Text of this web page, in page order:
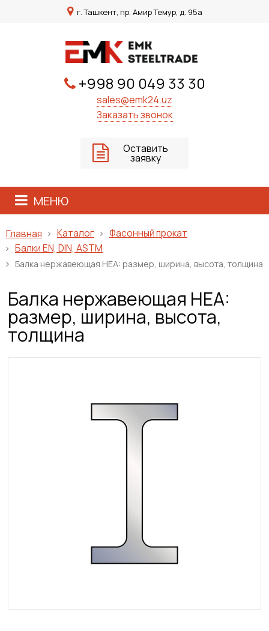
г. Ташкент, пр. Амир Темур, д. 95а
+998 90 049 33 30
sales@emk24.uz
Заказать звонок
Оставить
заявку
МЕНЮ
Главная Каталог
Фасонный прокат
Балки EN, DIN, ASTM
Балка нержавеющая HEA: размер, ширина, высота, толщина
Балка нержавеющая HEA:
размер, ширина, высота,
толщина